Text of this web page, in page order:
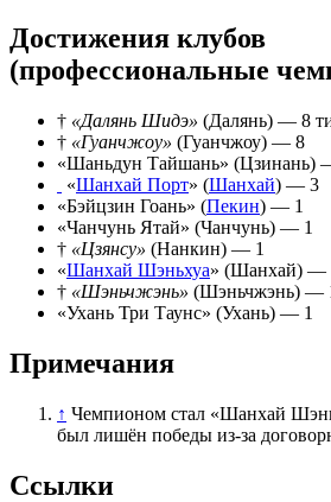
Достижения клубов
(профессиональные
† «Далянь Шидэ» (Далянь) — 8
† «Гуанчжоу» (Гуанчжоу) — 8
«Шаньдун Тайшань» (Цзинань)
«Шанхай Порт» (Шанхай) — 3
«Бэйцзин Гоань» (Пекин) — 1
«Чанчунь Ятай» (Чанчунь) — 1
† «Цзянсу» (Нанкин) — 1
«Шанхай Шэньхуа» (Шанхай) —
† «Шэньчжэнь» (Шэньчжэнь) —
«Ухань Три Таунс» (Ухань) — 1
Примечания
↑ Чемпионом стал «Шанхай
был лишён победы из-за
Ссылки